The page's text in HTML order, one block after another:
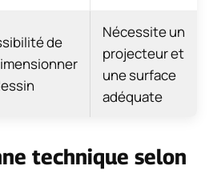
de
Nécessite un
projecteur et
une surface
adéquate
technique selon